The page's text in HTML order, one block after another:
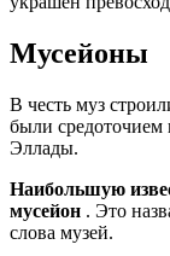
Мусейоны
В честь муз
были средоточием
Эллады.
Наибольшую
мусейон . Это
слова музей.